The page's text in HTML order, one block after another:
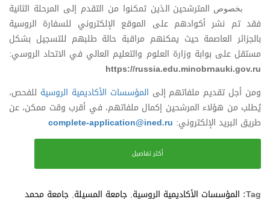
بخصوص المترشحين الذين تمكنوا من التقدم إلى المرحلة الثانية
فقد تم نشر أكوادهم على الموقع الإلكتروني للسفارة الروسية
بالجزائر العاصمة حيث يمكنهم مراقبة حالة طلبهم للتسجيل بشكل
مستقل على بوابة وزارة العلوم والتعليم العالي في الاتحاد الروسي:
https://russia.edu.minobrnauki.gov.ru
ومن أجل تقديم ملفاتهم إلى المؤسسات الأكاديمية الروسية للفحص،
يُطلب من هؤلاء المرشحين إكمال ملفاتهم، في أقرب وقت ممكن، عن
طريق البريد الإلكتروني: complete-application@ined.ru
أكثر تفاصيل
Tag: المؤسسات الأكاديمية الروسية, جامعة المسيلة, جامعة محمد